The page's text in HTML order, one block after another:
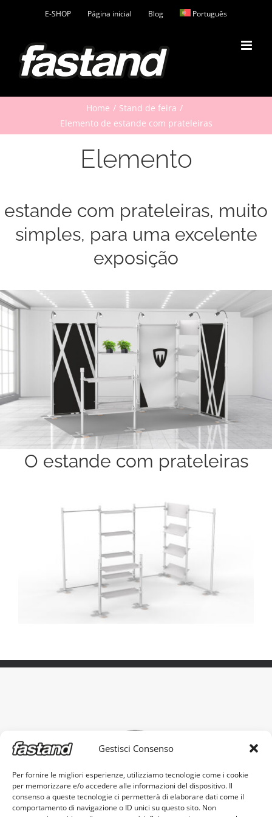
Gestisci Consenso
Per fornire le migliori esperienze, utilizziamo tecnologie come i cookie
per memorizzare e/o accedere alle informazioni del dispositivo. Il
consenso a queste tecnologie ci permetterà di elaborare dati come il
comportamento di navigazione o ID unici su questo sito. Non
content
E-SHOP Página inicial Blog Português
Home
Stand de feira
Elemento de estande com prateleiras
Elemento
estande com prateleiras, muito
simples, para uma excelente
exposição
O estande com prateleiras
O suporte portátil original, fabricado em Itália.